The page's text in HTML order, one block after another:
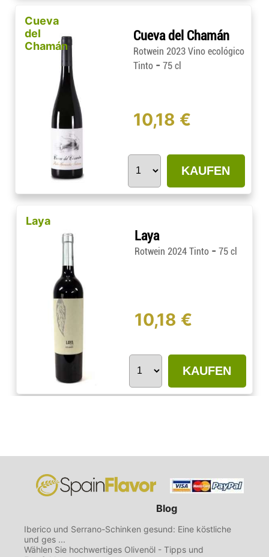
Cueva
del
Chamán
Cueva del Chamán
Rotwein 2023 Vino ecológico
Tinto - 75 cl
10,18 €
KAUFEN
Laya
Laya
Rotwein 2024 Tinto - 75 cl
10,18 €
KAUFEN
Blog
Iberico und Serrano-Schinken gesund: Eine köstliche
und ges ...
Wählen Sie hochwertiges Olivenöl - Tipps und